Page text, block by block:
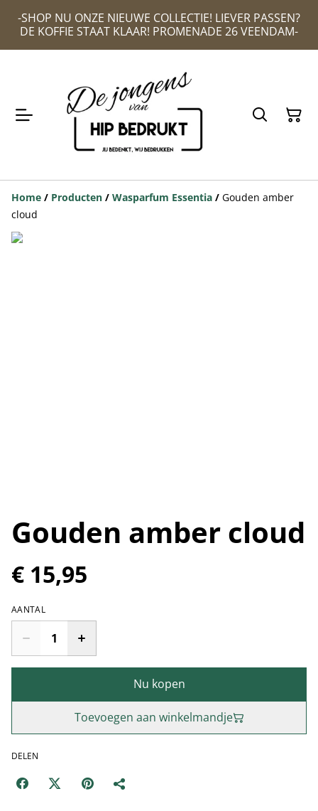
-SHOP NU ONZE NIEUWE COLLECTIE! LIEVER PASSEN?
DE KOFFIE STAAT KLAAR! PROMENADE 26 VEENDAM-
Home / Producten / Wasparfum Essentia / Gouden amber
cloud
Gouden amber cloud
€ 15,95
AANTAL
Nu kopen
Toevoegen aan winkelmandje
DELEN